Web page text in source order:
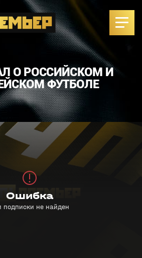
О РОССИЙСКОМ И
ФУТБОЛЕ